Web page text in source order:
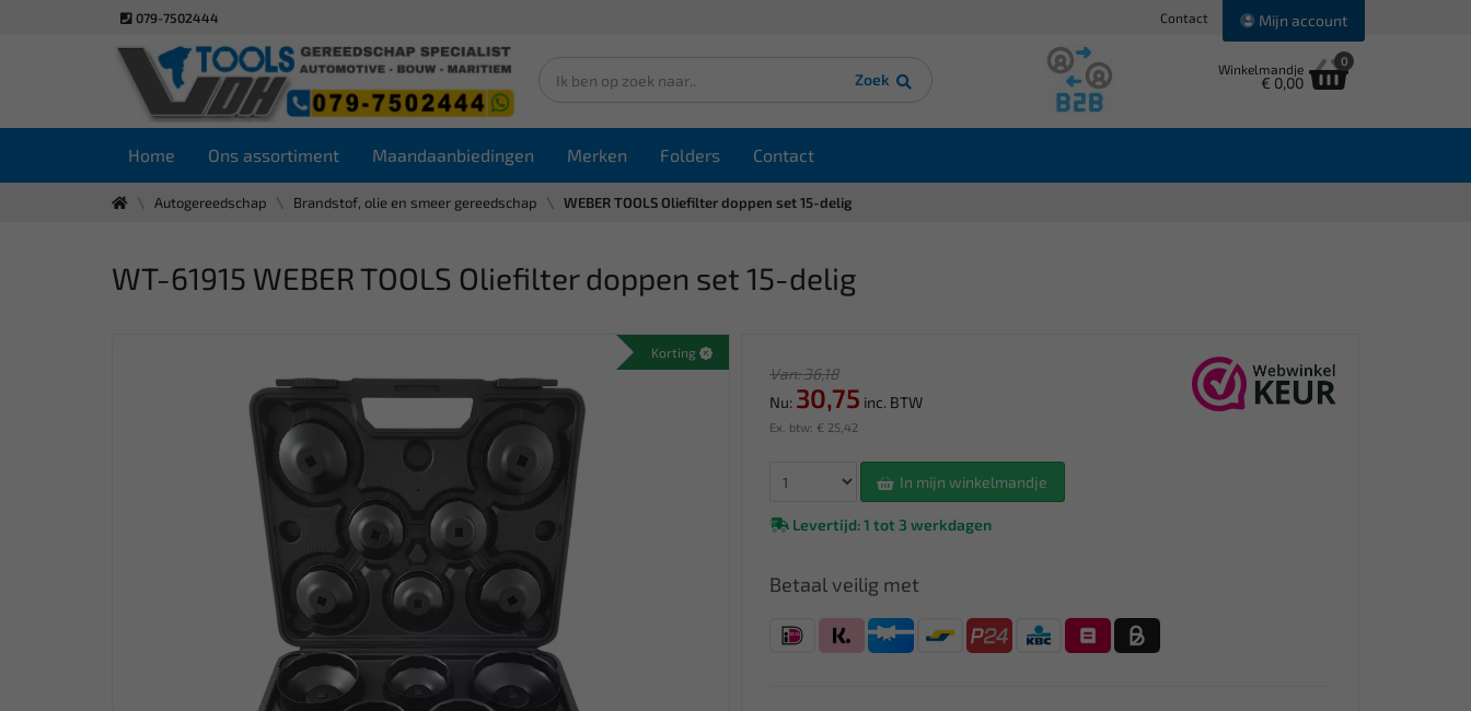
079-7502444 Contact Mijn account
Zoek
Winkelmandje
€ 0,00
0
Home Ons assortiment Maandaanbiedingen Merken Folders Contact
Autogereedschap Brandstof, olie en smeer gereedschap WEBER TOOLS Oliefilter doppen set 15-delig
WT-61915 WEBER TOOLS Oliefilter doppen set 15-delig
Korting
Van: 36,18
Nu: 30,75 inc. BTW
Ex. btw: € 25,42
In mijn winkelmandje
Levertijd: 1 tot 3 werkdagen
Betaal veilig met